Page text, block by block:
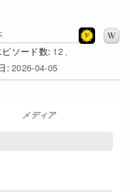
の作品レビュー
Watchlist
ピソード数 12
2026-04-05
メディア